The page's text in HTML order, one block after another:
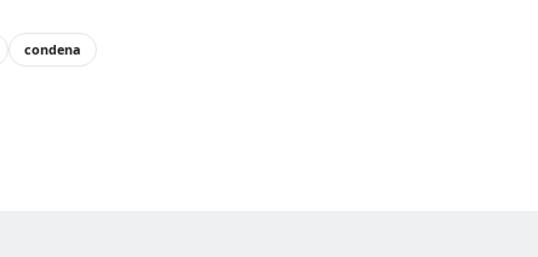
condena